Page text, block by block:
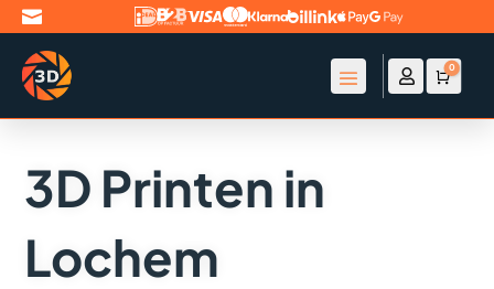

 Account
0
3D Printen in
Lochem